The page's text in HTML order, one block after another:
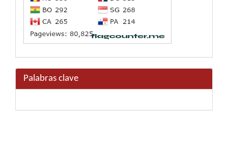
Palabras clave